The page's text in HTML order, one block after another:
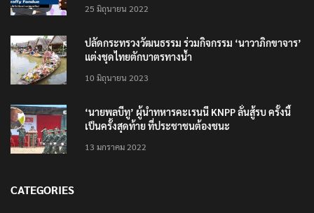
25 มิถุนายน 2022
ปลัดกระทรวงวัฒนธรรม ร่วมกิจกรรม ‘นาวาภิกขาจาร’
แต่งชุดไทยตักบาตรทางน้ำ
10 มิถุนายน 2023
‘นายพลบีทู’ ผู้นำทหารคะเรนนี KNPP ลั่นสู้รบ ครั้งนี้
เป็นครั้งสุดท้าย ที่ประชาชนต้องชนะ
13 มกราคม 2022
CATEGORIES